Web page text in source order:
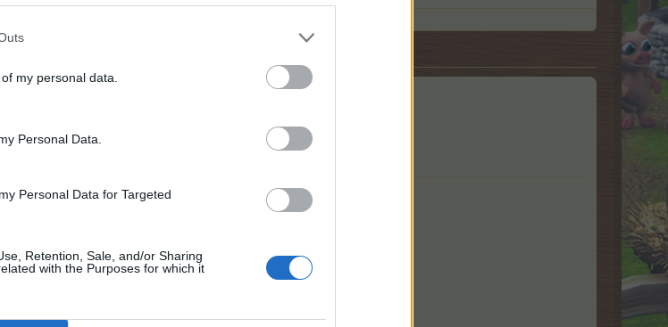
my personal data.
Personal Data.
Personal Data for Targeted
Retention, Sale, and/or Sharing
with the Purposes for which it